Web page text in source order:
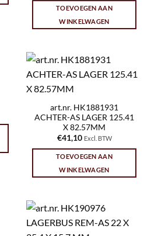
TOEVOEGEN AAN
WINKELWAGEN
art.nr. HK1881931
ACHTER-AS LAGER 125.41
X 82.57MM
€41,10 Excl. BTW
TOEVOEGEN AAN
WINKELWAGEN